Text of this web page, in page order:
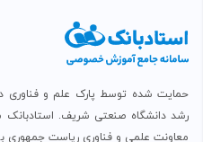
حمایت شده توسط پارک علم و فناوری
رشد دانشگاه صنعتی شریف.
معاونت علمی و فناوری ریاست جمهوری